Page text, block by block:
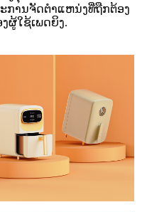
ະການຈັດຕໍາແຫນ່ງທີ່ຖືກຕ້ອງ
ຜູ້ໃຊ້ເພດຍິງ.